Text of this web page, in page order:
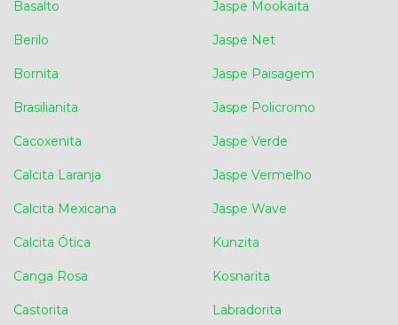
Basalto
Berilo
Bornita
Brasilianita
Cacoxenita
Calcita Laranja
Calcita Mexicana
Calcita Ótica
Canga Rosa
Castorita
Jaspe Mookaita
Jaspe Net
Jaspe Paisagem
Jaspe Policromo
Jaspe Verde
Jaspe Vermelho
Jaspe Wave
Kunzita
Kosnarita
Labradorita